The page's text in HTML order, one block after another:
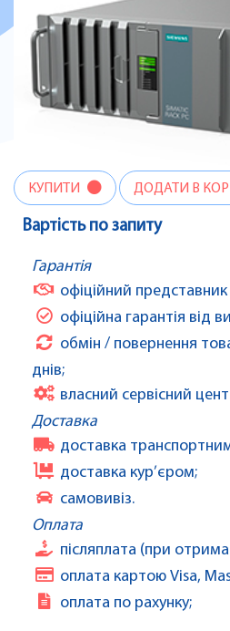
КУПИТИ ДОДАТИ В
Вартість по запиту
Гарантія
офіційний
офіційна гарантія від
обмін / повернення
днів;
власний сервісний
Доставка
доставка
доставка кур’єром;
самовивіз.
Оплата
післяплата (при
оплата картою Visa,
оплата по рахунку;